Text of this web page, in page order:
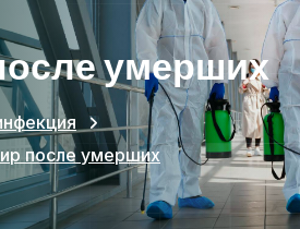
умерших
после умерших